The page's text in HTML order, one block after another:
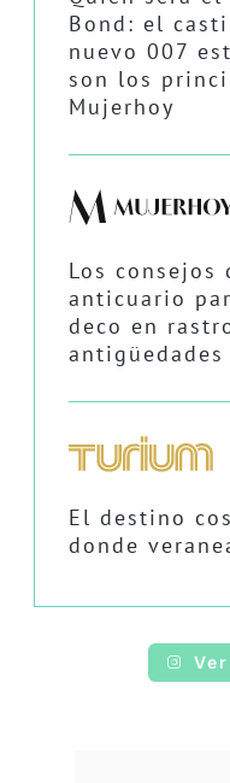
Bond: el
nuevo 007
son los
Mujerhoy
Los consejos
anticuario
deco en
El destino
donde